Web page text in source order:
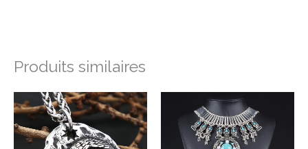
Produits similaires